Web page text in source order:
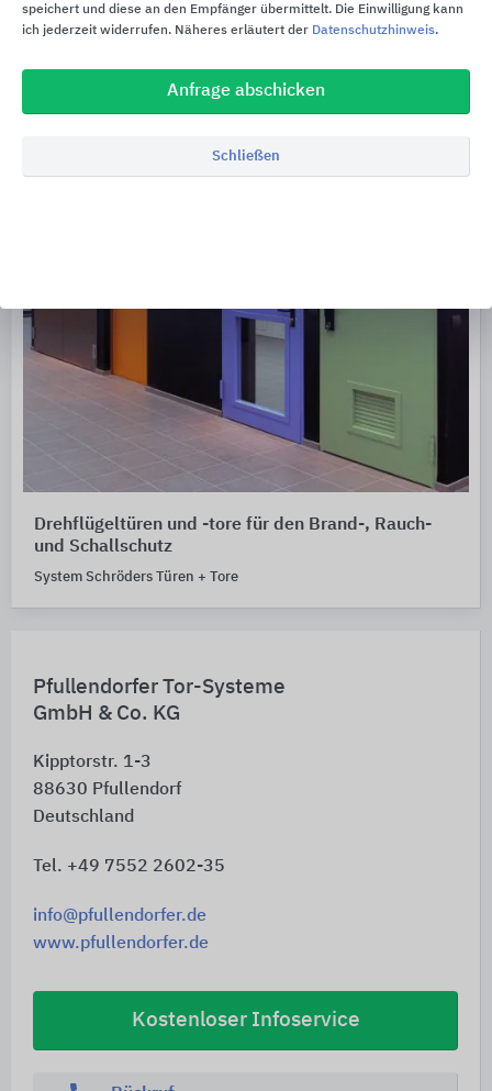
Pfullendorfer Tor-Systeme
GmbH & Co. KG
Kipptorstr. 1-3
88630 Pfullendorf
Deutschland
Tel. +49 7552 2602-35
info@pfullendorfer.de
www.pfullendorfer.de
Kostenloser Infoservice
Drehflügeltüren und -tore für den Brand-, Rauch-
und Schallschutz
System Schröders Türen + Tore
speichert und diese an den Empfänger übermittelt. Die Einwilligung kann
ich jederzeit widerrufen. Näheres erläutert der Datenschutzhinweis.
Anfrage abschicken
Schließen